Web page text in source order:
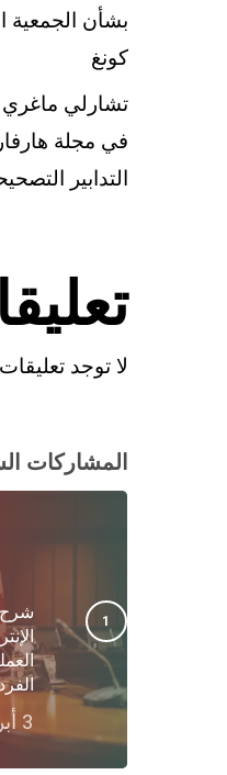
بشأن الجمعية
كونغ
تشارلي
في مجلة
التدابير
لا توجد
المشاركات
3 أبريل 2024